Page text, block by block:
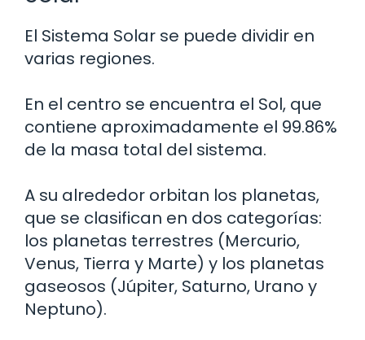
El Sistema Solar se puede dividir en
varias regiones.
En el centro se encuentra el Sol, que
contiene aproximadamente el 99.86%
de la masa total del sistema.
A su alrededor orbitan los planetas,
que se clasifican en dos categorías:
los planetas terrestres (Mercurio,
Venus, Tierra y Marte) y los planetas
gaseosos (Júpiter, Saturno, Urano y
Neptuno).